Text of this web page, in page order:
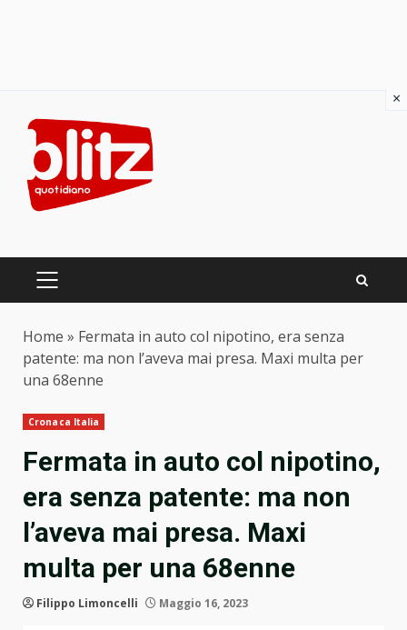
content
PRIMARY
Home » Fermata in auto col nipotino, era senza
patente: ma non l’aveva mai presa. Maxi multa per
una 68enne
Cronaca Italia
Fermata in auto col nipotino,
era senza patente: ma non
l’aveva mai presa. Maxi
multa per una 68enne
Filippo Limoncelli Maggio 16, 2023
×